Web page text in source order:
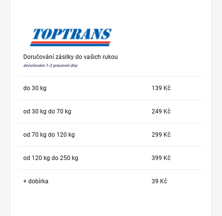
Doručování zásilky do vašich rukou
doručování 1-2 pracovní dny
do 30 kg 139 Kč
od 30 kg do 70 kg 249 Kč
od 70 kg do 120 kg 299 Kč
od 120 kg do 250 kg 399 Kč
+ dobírka 39 Kč